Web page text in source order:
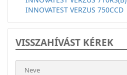
INNOVATEST VERZUS 750CCD
VISSZAHÍVÁST KÉREK